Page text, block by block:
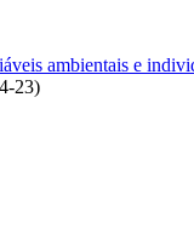
ambientais e
23)